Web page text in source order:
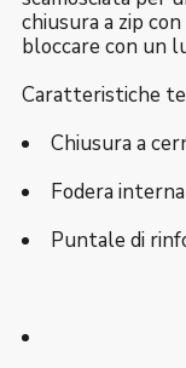
chiusura a zip
bloccare con un
Caratteristiche
Chiusura a
Fodera
Puntale di